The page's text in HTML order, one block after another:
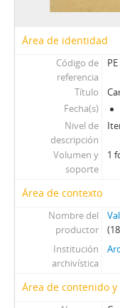
Área de identidad
Código de
referencia
Título
Fecha(s)
Nivel de
descripción
Volumen y
soporte
1
Área de contexto
Nombre del
productor
Institución
archivística
Área de contenido